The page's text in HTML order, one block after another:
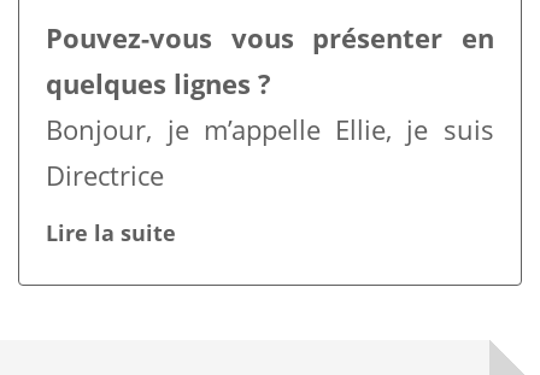
Pouvez-vous vous présenter en
quelques lignes ?
Bonjour, je m’appelle Ellie, je suis
Directrice
Lire la suite